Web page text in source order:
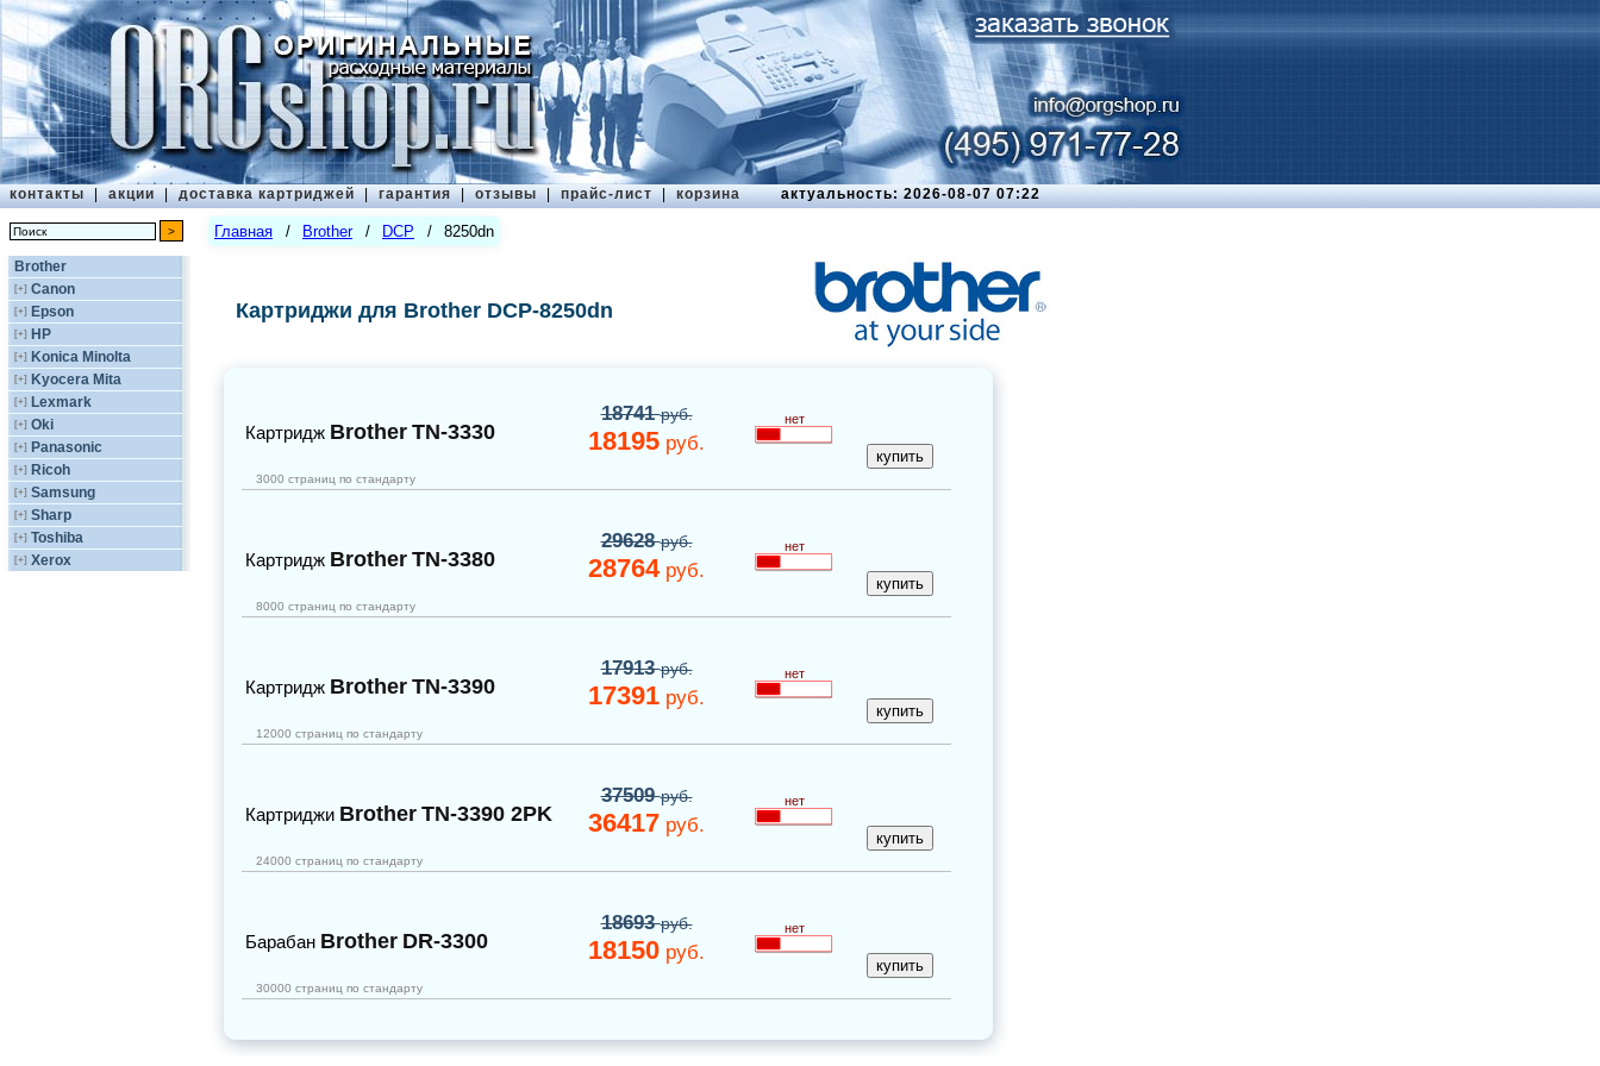
контакты | акции | доставка картриджей | гарантия | отзывы | прайс-лист | корзина актуальность: 2026-08-07 07:22
Brother
[+] Canon
[+] Epson
[+] HP
[+] Konica Minolta
[+] Kyocera Mita
[+] Lexmark
[+] Oki
[+] Panasonic
[+] Ricoh
[+] Samsung
[+] Sharp
[+] Toshiba
[+] Xerox
Главная / Brother / DCP / 8250dn
Картриджи для Brother DCP-8250dn
Картридж Brother TN-3330
18741руб.
18195 руб.
нет
3000 страниц по стандарту
Картридж Brother TN-3380
29628руб.
28764руб.
нет
8000 страниц по стандарту
Картридж Brother TN-3390
17913руб.
17391 руб.
нет
12000 страниц по стандарту
Картриджи Brother TN-3390 2PK
37509руб.
36417 руб.
нет
24000 страниц по стандарту
Барабан Brother DR-3300
18693руб.
18150 руб.
нет
30000 страниц по стандарту